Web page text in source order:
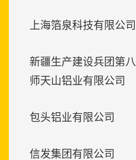
上海箔泉科技有限公司
新疆生产建设兵团第八
师天山铝业有限公司
包头铝业有限公司
信发集团有限公司